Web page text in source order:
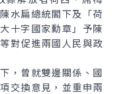
水扁總統閣下及「荷
十字國家勳章」予陳
對促進兩國人民與政
曾就雙邊關係、國
交換意見，並重申兩